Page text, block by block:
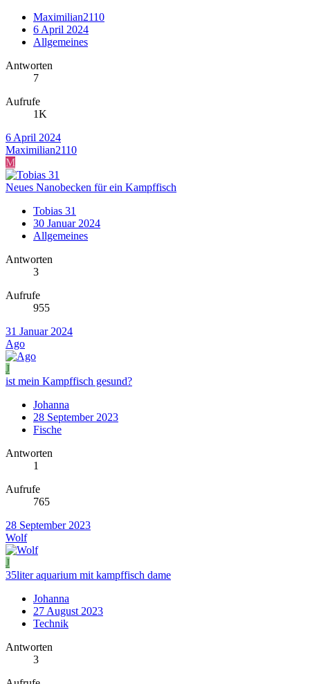
Maximilian2110
6 April 2024
Allgemeines
Antworten
7
Aufrufe
1K
6 April 2024
Maximilian2110
M
Neues Nanobecken für ein Kampffisch
Tobias 31
30 Januar 2024
Allgemeines
Antworten
3
Aufrufe
955
31 Januar 2024
Ago
J
ist mein Kampffisch gesund?
Johanna
28 September 2023
Fische
Antworten
1
Aufrufe
765
28 September 2023
Wolf
J
35liter aquarium mit kampffisch dame
Johanna
27 August 2023
Technik
Antworten
3